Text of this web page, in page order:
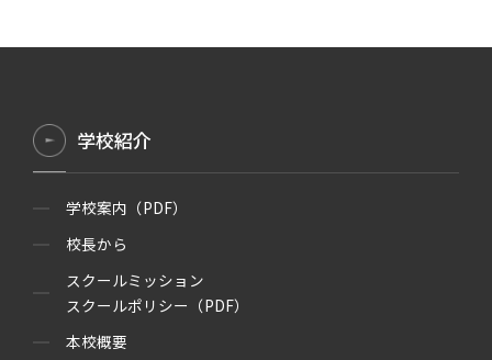
学校紹介
学校案内（PDF）
校長から
スクールミッション
スクールポリシー（PDF）
本校概要